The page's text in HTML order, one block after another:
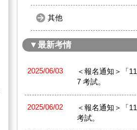
其他
▼最新考情
2025/06/03
＜報名通知＞「
7 考試。
2025/06/02
＜報名通知＞「
考試。